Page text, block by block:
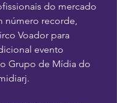
do mercado
número recorde,
Voador para
evento
Grupo de Mídia do